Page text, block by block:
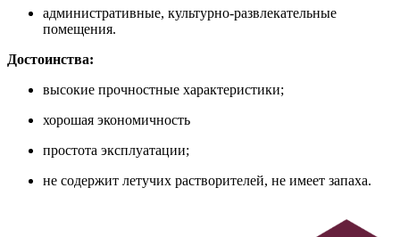
административные, культурно-развлекательные
помещения.
Достоинства:
высокие прочностные характеристики;
хорошая экономичность
простота эксплуатации;
не содержит летучих растворителей, не имеет запаха.